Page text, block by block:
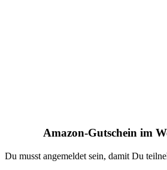
Amazon-Gutschein im
Du musst angemeldet sein, damit Du